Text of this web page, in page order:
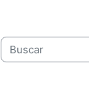
Buscar